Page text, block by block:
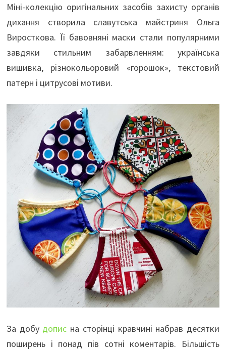
Міні-колекцію оригінальних засобів захисту органів
дихання створила славутська майстриня Ольга
Виросткова. Її бавовняні маски стали популярними
завдяки стильним забарвленням: українська
вишивка, різнокольоровий «горошок», текстовий
патерн і цитрусові мотиви.
За добу допис на сторінці кравчині набрав десятки
поширень і понад пів сотні коментарів. Більшість